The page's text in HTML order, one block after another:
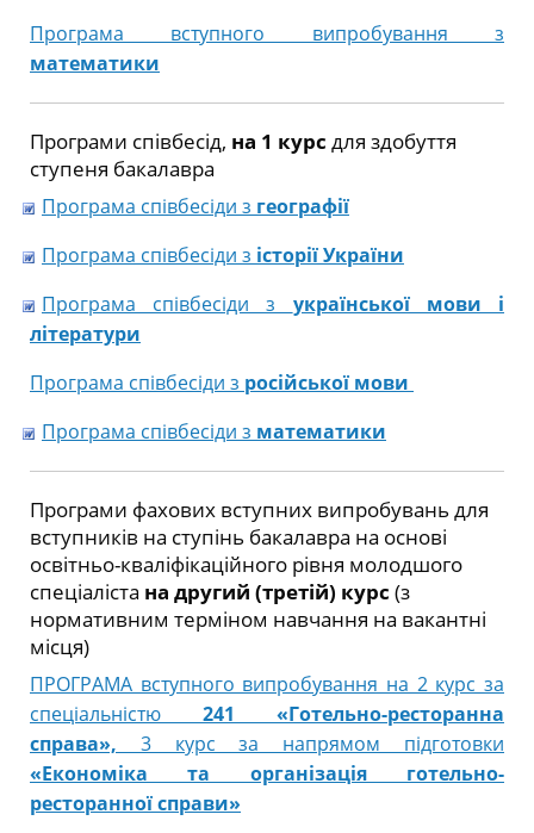
Програма вступного випробування з
математики
Програми співбесід, на 1 курс для здобуття
ступеня бакалавра
Програма співбесіди з географії
Програма співбесіди з історії України
Програма співбесіди з української мови і
літератури
Програма співбесіди з російської мови
Програма співбесіди з математики
Програми фахових вступних випробувань для
вступників на ступінь бакалавра на основі
освітньо-кваліфікаційного рівня молодшого
спеціаліста на другий (третій) курс (з
нормативним терміном навчання на вакантні
місця)
ПРОГРАМА вступного випробування на 2 курс за
спеціальністю 241 «Готельно-ресторанна
справа», 3 курс за напрямом підготовки
«Економіка та організація готельно-
ресторанної справи»